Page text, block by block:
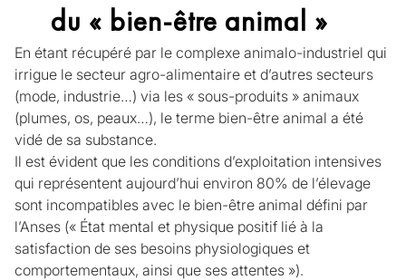
du « bien-être animal »
En étant récupéré par le complexe animalo-industriel qui
irrigue le secteur agro-alimentaire et d’autres secteurs
(mode, industrie…) via les « sous-produits » animaux
(plumes, os, peaux…), le terme bien-être animal a été
vidé de sa substance.
Il est évident que les conditions d’exploitation intensives
qui représentent aujourd’hui environ 80% de l’élevage
sont incompatibles avec le bien-être animal défini par
l’Anses (« État mental et physique positif lié à la
satisfaction de ses besoins physiologiques et
comportementaux, ainsi que ses attentes »).